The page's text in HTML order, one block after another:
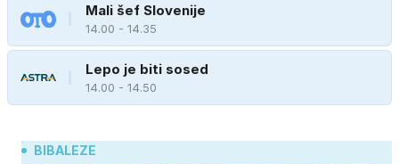
Mali šef Slovenije
14.00 - 14.35
Lepo je biti sosed
14.00 - 14.50
BIBALEZE